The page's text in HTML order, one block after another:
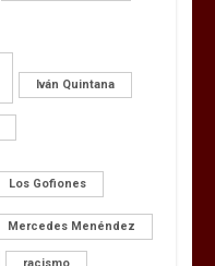
Iván Quintana
Los Gofiones
Mercedes Menéndez
racismo